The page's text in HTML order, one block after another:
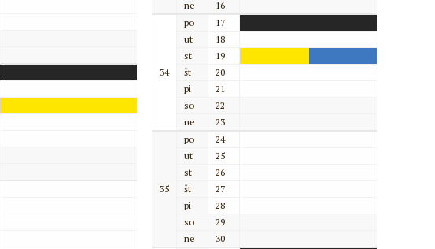
ne
16
34
po
17
ut
18
st
19
št
20
pi
21
so
22
ne
23
35
po
24
ut
25
st
26
št
27
pi
28
so
29
ne
30